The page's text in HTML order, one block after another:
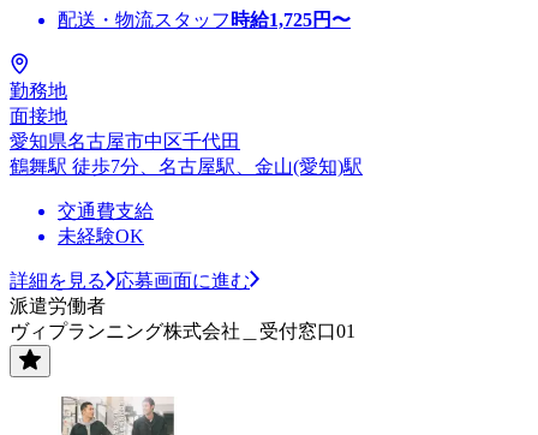
配送・物流スタッフ 時給1,725円〜
勤務地
面接地
愛知県名古屋市中区千代田
鶴舞駅 徒歩7分、名古屋駅、金山(愛知)駅
交通費支給
未経験OK
詳細を見る
応募画面に進む
派遣労働者
ヴィプランニング株式会社＿受付窓口01